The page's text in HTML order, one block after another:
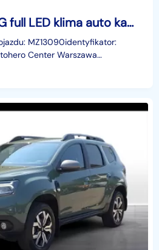
Dacia Duster I LPG full LED klima auto kamera i czujniki parkowania grzane fotele
MZ13090identyfikator:
Center Warszawa
w Polsce oferujemy możliwość